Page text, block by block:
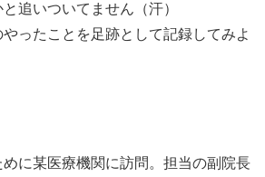
追いついてません（汗）
ったことを足跡として記録してみよ
めに某医療機関に訪問。担当の副院長